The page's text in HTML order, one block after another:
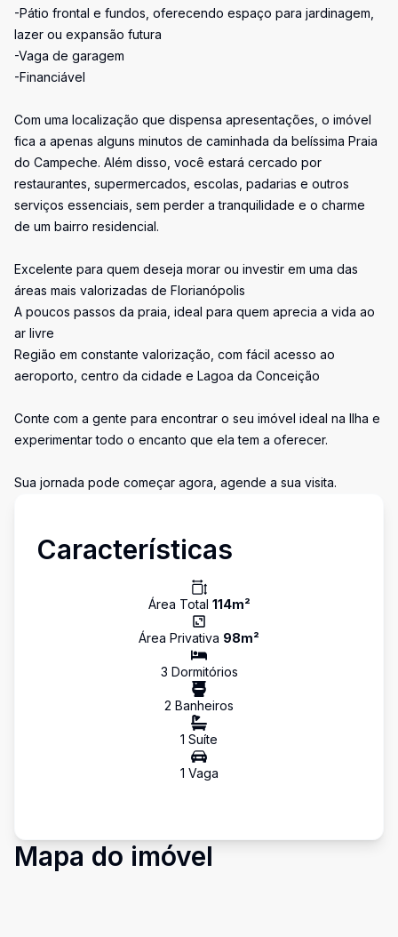
-Pátio frontal e fundos, oferecendo espaço para jardinagem,
lazer ou expansão futura
-Vaga de garagem
-Financiável
Com uma localização que dispensa apresentações, o imóvel
fica a apenas alguns minutos de caminhada da belíssima Praia
do Campeche. Além disso, você estará cercado por
restaurantes, supermercados, escolas, padarias e outros
serviços essenciais, sem perder a tranquilidade e o charme
de um bairro residencial.
Excelente para quem deseja morar ou investir em uma das
áreas mais valorizadas de Florianópolis
A poucos passos da praia, ideal para quem aprecia a vida ao
ar livre
Região em constante valorização, com fácil acesso ao
aeroporto, centro da cidade e Lagoa da Conceição
Conte com a gente para encontrar o seu imóvel ideal na Ilha e
experimentar todo o encanto que ela tem a oferecer.
Sua jornada pode começar agora, agende a sua visita.
Características
Área Total 114m²
Área Privativa 98m²
3 Dormitórios
2 Banheiros
1 Suíte
1 Vaga
Mapa do imóvel